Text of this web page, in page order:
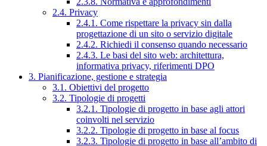
2.4. Privacy
2.4.1. Come rispettare la privacy sin dalla
progettazione di un sito o servizio digitale
2.4.2. Richiedi il consenso quando necessario
2.4.3. Le basi del sito web: architettura,
informativa privacy, riferimenti DPO
3. Pianificazione, gestione e strategia
3.1. Obiettivi del progetto
3.2. Tipologie di progetti
3.2.1. Tipologie di progetto in base agli attori
coinvolti nel servizio
3.2.2. Tipologie di progetto in base al focus
3.2.3. Tipologie di progetto in base all’ambito di